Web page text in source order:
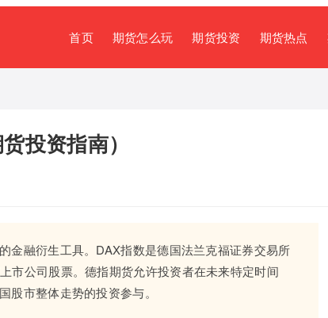
首页 期货怎么玩 期货投资 期货热点
投资指南）
金融衍生工具。DAX指数是德国法兰克福证券交易所
市公司股票。德指期货允许投资者在未来特定时间
市整体走势的投资参与。